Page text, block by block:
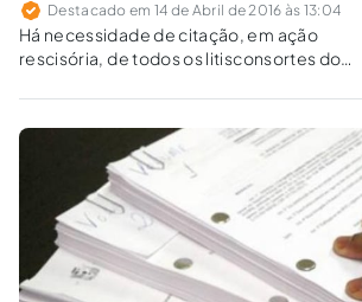
Destacado em 14 de Abril de 2016 às 13:04
Há necessidade de citação, em ação
rescisória, de todos os litisconsortes do
desconstituição de capítulo decisório que
beneficiou apenas um ou alguns deles?